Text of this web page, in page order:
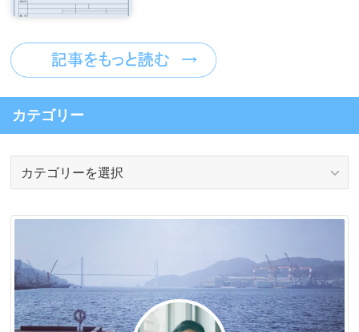
カテゴリー
リ